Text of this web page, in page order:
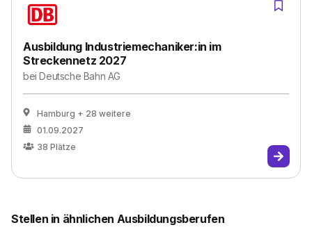
Ausbildung Industriemechaniker:in im
Streckennetz 2027
beiDeutsche Bahn AG
Hamburg + 28 weitere
01.09.2027
38 Plätze
Stellen in ähnlichen Ausbildungsberufen